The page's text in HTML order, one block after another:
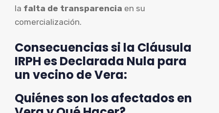
la falta de transparencia en su
comercialización.
Consecuencias si la Cláusula
IRPH es Declarada Nula para
un vecino de Vera:
Quiénes son los afectados en